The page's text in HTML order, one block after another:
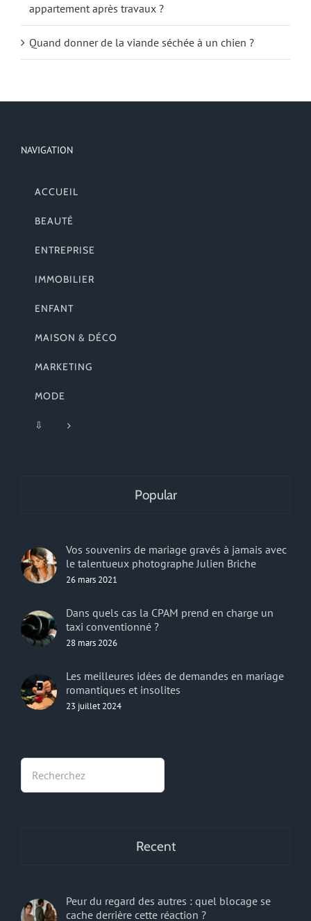
appartement après travaux ?
Quand donner de la viande séchée à un chien ?
NAVIGATION
ACCUEIL
BEAUTÉ
ENTREPRISE
IMMOBILIER
ENFANT
MAISON & DÉCO
MARKETING
MODE
⇩
Popular
Vos souvenirs de mariage gravés à jamais avec
le talentueux photographe Julien Briche
26 mars 2021
Dans quels cas la CPAM prend en charge un
taxi conventionné ?
28 mars 2026
Les meilleures idées de demandes en mariage
romantiques et insolites
23 juillet 2024
Recent
Peur du regard des autres : quel blocage se
cache derrière cette réaction ?